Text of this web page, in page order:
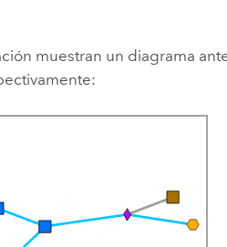
muestran un diagrama